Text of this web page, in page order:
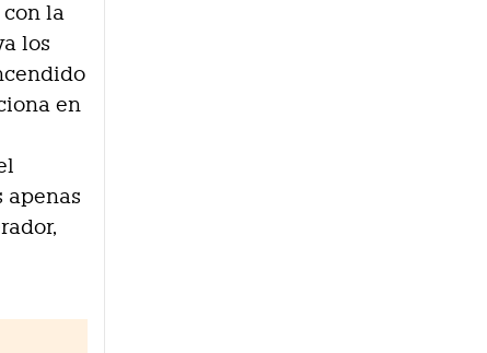
con la
los
en
apenas